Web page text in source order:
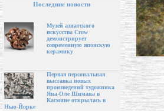
Последние новости
Музей азиатского
искусства Crow
демонстрирует
современную японскую
керамику
Первая персональная
выставка новых
произведений художника
Яна-Оле Шимана в
Касмине открылась в
Нью-Йорке